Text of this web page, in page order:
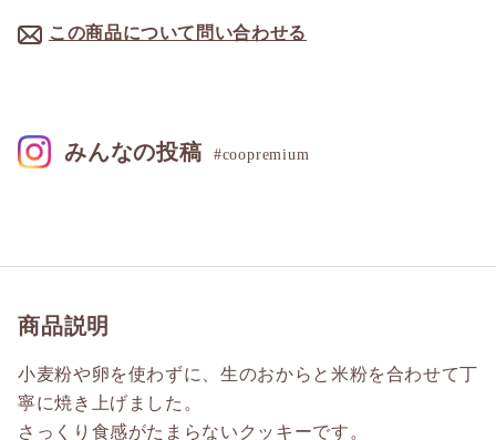
この商品について問い合わせる
商品説明
小麦粉や卵を使わずに、生のおからと米粉を合わせて丁
寧に焼き上げました。
さっくり食感がたまらないクッキーです。
みんなの投稿 #coopremium